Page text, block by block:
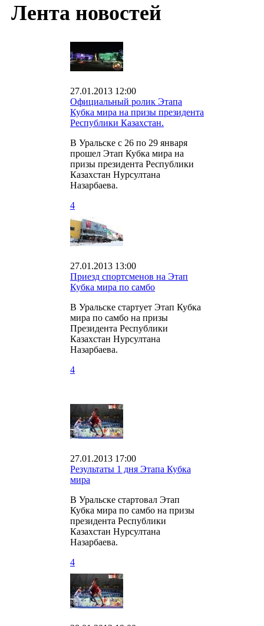
Лента новостей
27.01.2013 12:00
Официальный ролик Этапа
Кубка мира на призы президента
Республики Казахстан.
В Уральске с 26 по 29 января
прошел Этап Кубка мира на
призы президента Республики
Казахстан Нурсултана
Назарбаева.
4
27.01.2013 13:00
Приезд спортсменов на Этап
Кубка мира по самбо
В Уральске стартует Этап Кубка
мира по самбо на призы
Президента Республики
Казахстан Нурсултана
Назарбаева.
4
27.01.2013 17:00
Результаты 1 дня Этапа Кубка
мира
В Уральске стартовал Этап
Кубка мира по самбо на призы
президента Республики
Казахстан Нурсултана
Назарбаева.
4